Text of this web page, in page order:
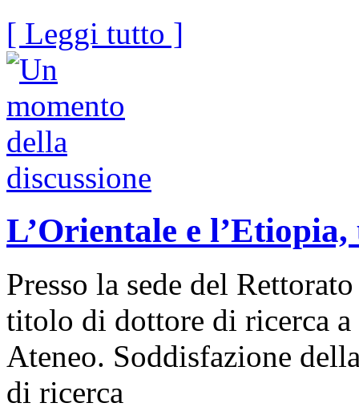
[ Leggi tutto ]
L’Orientale e
Presso la sede del
titolo di dottore di ricerca
Ateneo. Soddisfazione
di ricerca